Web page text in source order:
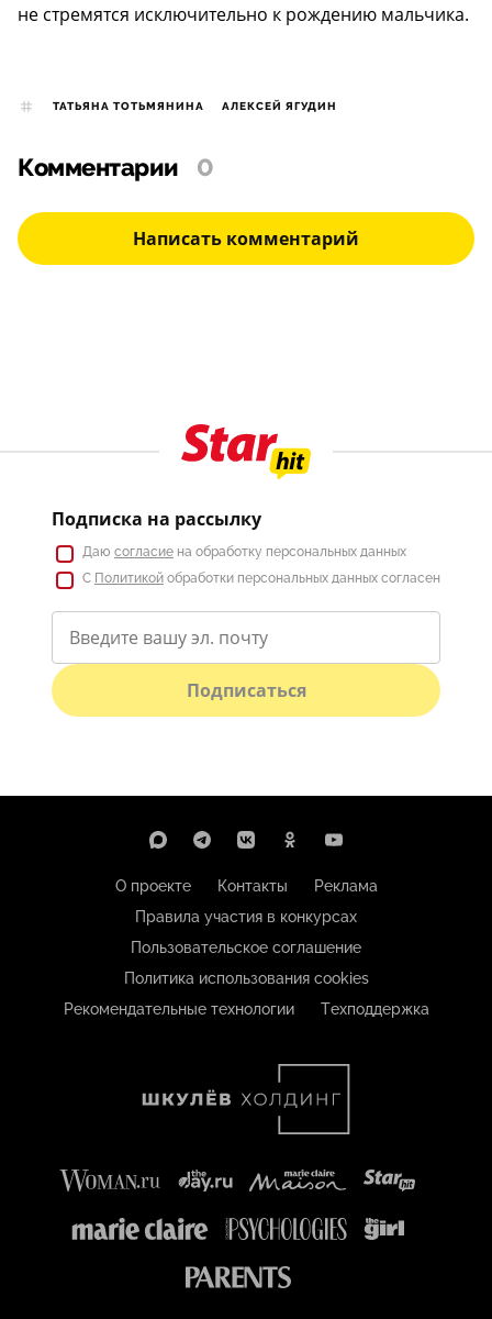
не стремятся исключительно к рождению мальчика.
ТАТЬЯНА ТОТЬМЯНИНА АЛЕКСЕЙ ЯГУДИН
Комментарии 0
Написать комментарий
Подписка на рассылку
Даю согласие на обработку персональных данных
С Политикой обработки персональных данных согласен
Подписаться
О проекте Контакты
Реклама
Правила участия в конкурсах
Пользовательское соглашение
Политика использования cookies
Рекомендательные технологии
Техподдержка